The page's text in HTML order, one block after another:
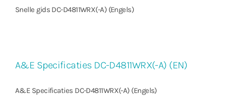
Snelle gids DC-D4811WRX(-A) (Engels)
A&E Specificaties DC-D4811WRX(-A) (EN)
A&E Specificaties DC-D4811WRX(-A) (Engels)